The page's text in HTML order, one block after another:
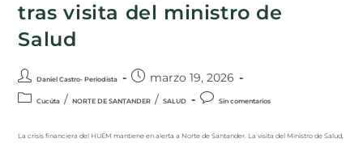
tras visita del ministro de
Salud
Daniel Castro- Periodista marzo 19, 2026
Cucúta / NORTE DE SANTANDER / SALUD Sin comentarios
La crisis financiera del HUEM mantiene en alerta a Norte de Santander. La visita del Ministro de Salud,